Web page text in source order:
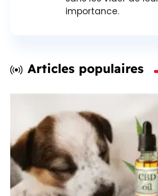
importance.
Articles populaires